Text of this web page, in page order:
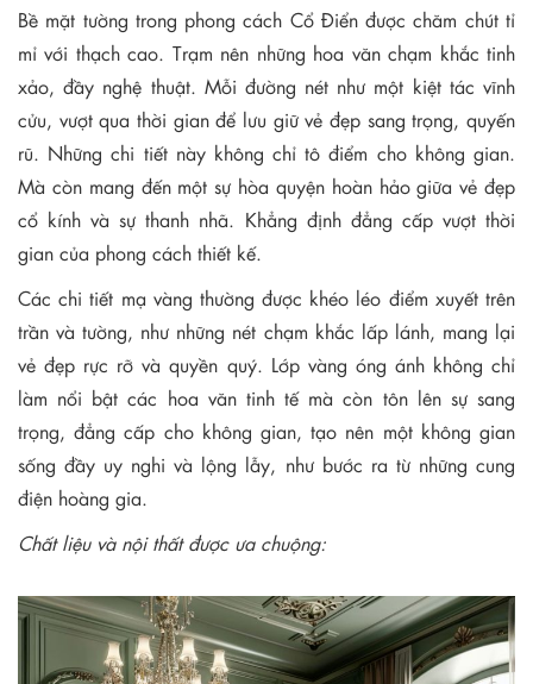
Bề mặt tường trong phong cách Cổ Điển được chăm chút tỉ
mỉ với thạch cao. Trạm nên những hoa văn chạm khắc tinh
xảo, đầy nghệ thuật. Mỗi đường nét như một kiệt tác vĩnh
cửu, vượt qua thời gian để lưu giữ vẻ đẹp sang trọng, quyến
rũ. Những chi tiết này không chỉ tô điểm cho không gian.
Mà còn mang đến một sự hòa quyện hoàn hảo giữa vẻ đẹp
cổ kính và sự thanh nhã. Khẳng định đẳng cấp vượt thời
gian của phong cách thiết kế.
Các chi tiết mạ vàng thường được khéo léo điểm xuyết trên
trần và tường, như những nét chạm khắc lấp lánh, mang lại
vẻ đẹp rực rỡ và quyền quý. Lớp vàng óng ánh không chỉ
làm nổi bật các hoa văn tinh tế mà còn tôn lên sự sang
trọng, đẳng cấp cho không gian, tạo nên một không gian
sống đầy uy nghi và lộng lẫy, như bước ra từ những cung
điện hoàng gia.
Chất liệu và nội thất được ưa chuộng: